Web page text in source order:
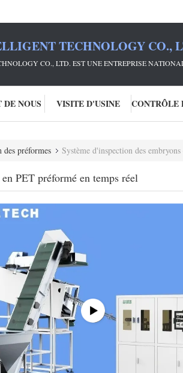
TECHNOLOGY CO.,
CO., LTD. EST UNE ENTREPRISE
DE NOUS VISITE D'USINE
préformes Système d'inspection des
PET préformé en temps réel